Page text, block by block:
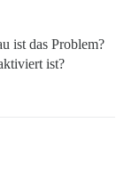
ist das Problem?
ist?